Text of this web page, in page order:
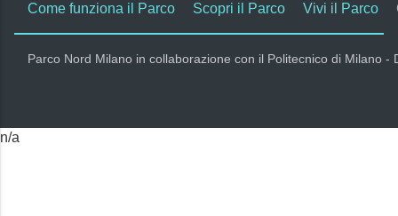
Come funziona il Parco Scopri il Parco Vivi il Parco
Parco Nord Milano in collaborazione con il Politecnico di Milano
n/a